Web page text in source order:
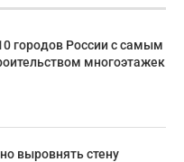
городов России с самым
многоэтажек
выровнять стену